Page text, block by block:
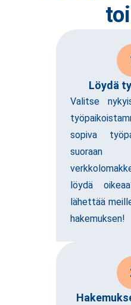
Löydä
Valitse
sopiva
suoraan
löydä
lähettää
hakemuksen!